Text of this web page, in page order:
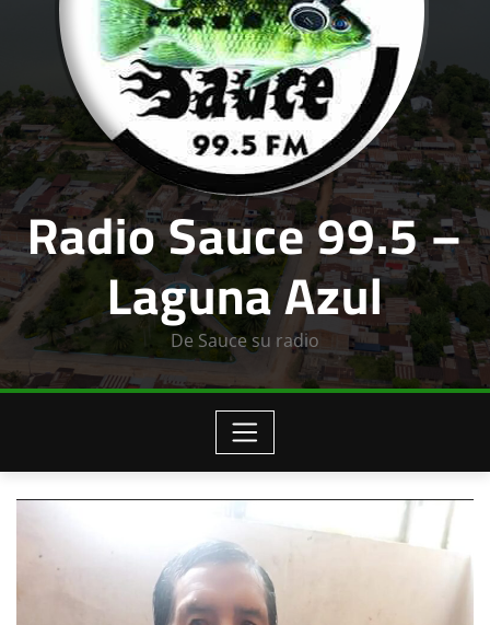
Radio Sauce 99.5 –
Laguna Azul
De Sauce su radio